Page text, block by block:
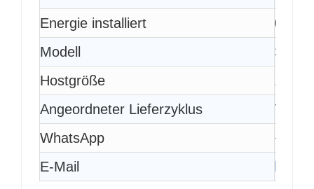
Energie installiert
0,6
Modell
SHC-
Hostgröße
Angeordneter Lieferzyklus
7-25
WhatsApp
+86
E-Mail